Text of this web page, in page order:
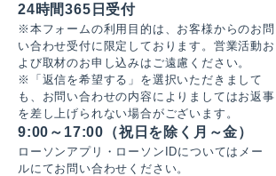
24時間365日受付
※本フォームの利用目的は、お客様からのお問
い合わせ受付に限定しております。営業活動お
よび取材のお申し込みはご遠慮ください。
※「返信を希望する」を選択いただきまして
も、お問い合わせの内容によりましてはお返事
を差し上げられない場合がございます。
9:00～17:00（祝日を除く月～金）
ローソンアプリ・ローソンIDについてはメー
ルにてお問い合わせください。